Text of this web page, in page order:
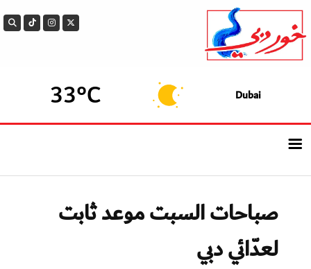
Dubai
33°C
الرئيسيــة
أحدث الأخبار
سوالف الدار
صباحات السبت موعد ثابت
لعدّائي دبي